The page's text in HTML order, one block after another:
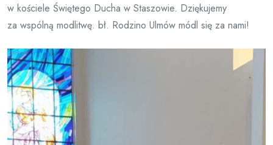
w kościele Świętego Ducha w Staszowie. Dziękujemy
za wspólną modlitwę. bł. Rodzino Ulmów módl się za nami!